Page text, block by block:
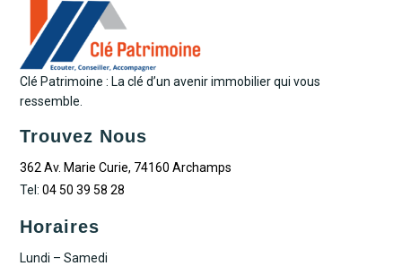
Clé Patrimoine : La clé d’un avenir immobilier qui vous
ressemble.
Trouvez Nous
362 Av. Marie Curie, 74160 Archamps
Tel:04 50 39 58 28
Horaires
Lundi – Samedi